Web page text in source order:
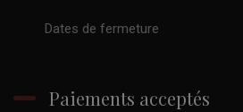
Dates de fermeture
Paiements acceptés